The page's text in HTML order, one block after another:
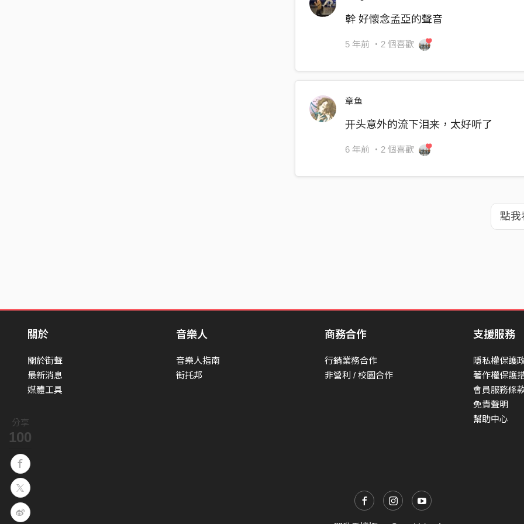
分享
100
幹 好懷念孟亞的聲音
5 年前 ・2 個喜歡
章鱼
开头意外的流下泪来，太好听了
6 年前 ・2 個喜歡
點我
關於
關於街聲
最新消息
媒體工具
音樂人
音樂人指南
街托邦
商務合作
行銷業務合作
非營利 / 校園合作
支援服務
隱私權保護
著作權保護
會員服務條
免責聲明
幫助中心